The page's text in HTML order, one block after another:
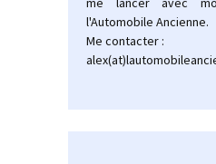
l'Automobile Ancienne.
Me contacter :